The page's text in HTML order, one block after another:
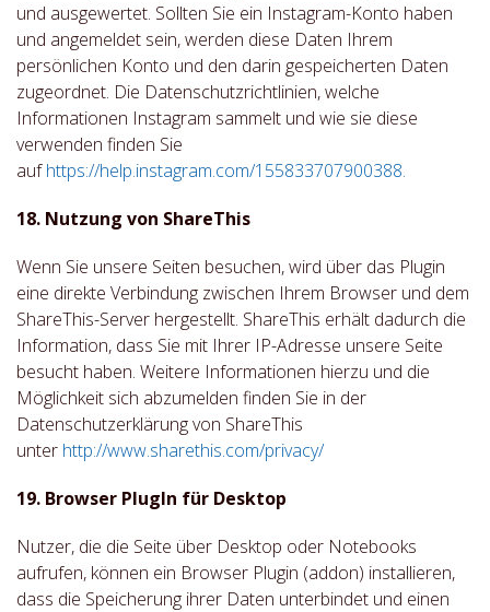
und ausgewertet. Sollten Sie ein Instagram-Konto haben
und angemeldet sein, werden diese Daten Ihrem
persönlichen Konto und den darin gespeicherten Daten
zugeordnet. Die Datenschutzrichtlinien, welche
Informationen Instagram sammelt und wie sie diese
verwenden finden Sie
aufhttps://help.instagram.com/155833707900388.
18. Nutzung von ShareThis
Wenn Sie unsere Seiten besuchen, wird über das Plugin
eine direkte Verbindung zwischen Ihrem Browser und dem
ShareThis-Server hergestellt. ShareThis erhält dadurch die
Information, dass Sie mit Ihrer IP-Adresse unsere Seite
besucht haben. Weitere Informationen hierzu und die
Möglichkeit sich abzumelden finden Sie in der
Datenschutzerklärung von ShareThis
unter http://www.sharethis.com/privacy/
19. Browser PlugIn für Desktop
Nutzer, die die Seite über Desktop oder Notebooks
aufrufen, können ein Browser Plugin (addon) installieren,
dass die Speicherung ihrer Daten unterbindet und einen